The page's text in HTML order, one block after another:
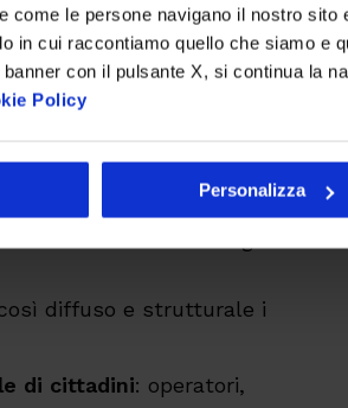
come le persone navigano il nostro
in cui raccontiamo quello che siamo e
con il pulsante X, si continua la
Policy
Personalizza
fatti nell’attuazione della
dimostra come il nostro
abilitanti, restando però
trasformazione digitale.
diffuso e strutturale i
di cittadini: operatori,